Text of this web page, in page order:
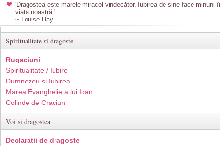
'Dragostea este marele miracol vindecător. Iubirea de sine face minuni
viața noastră.'
~ Louise Hay
Spiritualitate si dragoste
Rugaciuni
Spiritualitate / Iubire
Dumnezeu si Iubirea
Marea Evanghelie a lui Ioan
Colinde de Craciun
Voi si dragostea
Declaratii de dragoste